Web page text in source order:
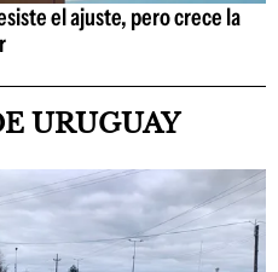
el ajuste, pero crece la
URUGUAY